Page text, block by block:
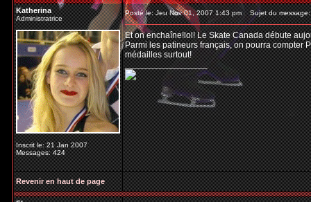
Katherina
Administratrice
Inscrit le: 21 Jan 2007
Messages: 424
Posté le: Jeu Nov 01, 2007 1:43 pm Sujet du message:
Et on enchaîne!lol! Le Skate Canada débute
Parmi les patineurs français, on pourra compter
médailles surtout!
_________________
Revenir en haut de page